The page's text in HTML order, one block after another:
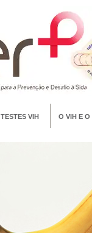
TESTES VIH O VIH E O